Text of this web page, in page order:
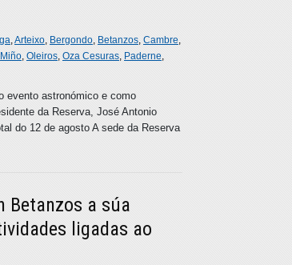
,Arteixo, Bergondo, Betanzos, Cambre,
Miño, Oleiros, Oza Cesuras, Paderne,
evento astronómico e como
da Reserva, José Antonio
do 12 de agosto A sede da Reserva
Betanzos a súa
ligadas ao